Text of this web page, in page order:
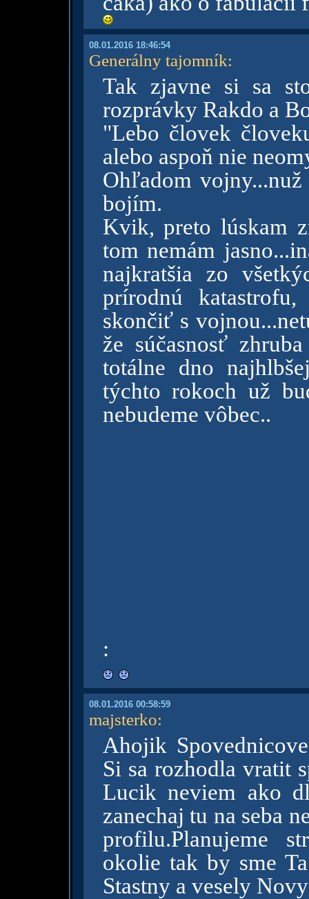
08.01.2016 18:46:54
Generálny tajomník:
Tak zjavne si sa
rozprávky Rakdo a
"Lebo človek
alebo aspoň nie
Ohľadom
bojím.
Kvik, preto lúskam
tom nemám
najkratšia zo
prírodnú
skončiť s
že súčasnosť
totálne dno
týchto rokoch už
nebudeme vôbec..
:
08.01.2016 00:58:59
majsterko:
Ahojik
Si sa rozhodla vratit
Lucik neviem ako
zanechaj tu na seba
profilu.Planujeme
okolie tak by sme
Stastny a vesely